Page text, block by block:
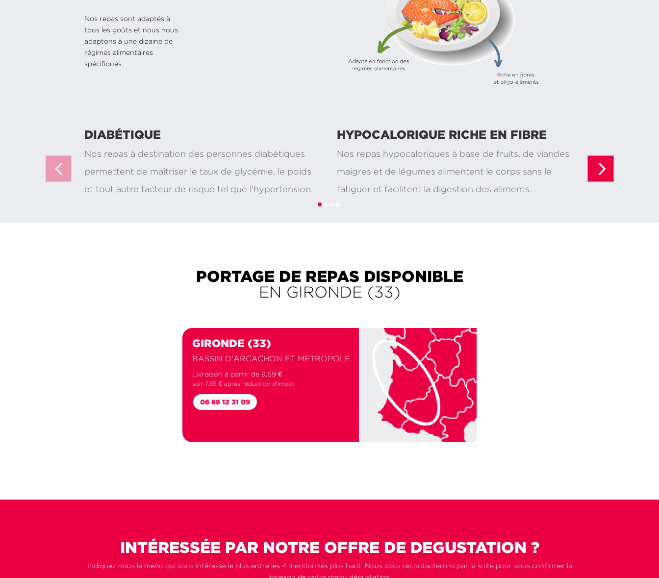
Nos repas sont adaptés à
tous les goûts et nous nous
adaptons à une dizaine de
régimes alimentaires
spécifiques.
DIABÉTIQUE
Nos repas à destination des personnes diabétiques
permettent de maîtriser le taux de glycémie, le poids
et tout autre facteur de risque tel que l’hypertension.
HYPOCALORIQUE RICHE EN FIBRE
Nos repas hypocaloriques à base de fruits, de viandes
maigres et de légumes alimentent le corps sans le
fatiguer et facilitent la digestion des aliments.
Nos repas
notamment
PORTAGE DE REPAS DISPONIBLE
EN GIRONDE (33)
GIRONDE (33)
BASSIN D'ARCACHON ET METROPOLE
Livraison à partir de 9,69 €
soit 7,39 € après réduction d’impôt
06 68 12 31 09
INTÉRESSÉE PAR NOTRE OFFRE DE DEGUSTATION ?
Indiquez nous le menu qui vous intéresse le plus entre les 4 mentionnés plus haut. Nous vous recontacterons par la suite pour vous confirmer la